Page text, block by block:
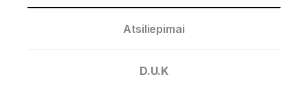
Atsiliepimai
D.U.K